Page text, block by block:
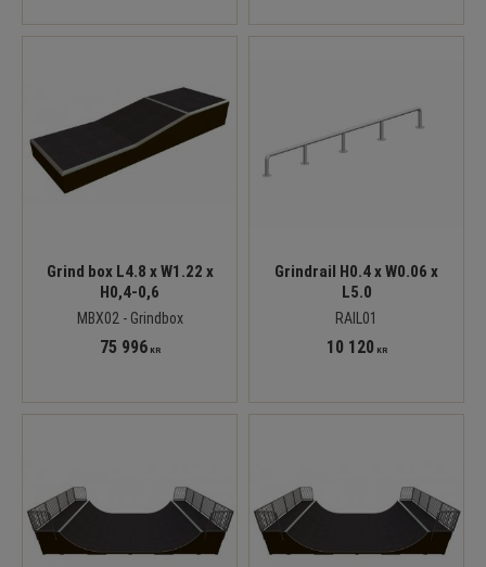
Grind box L4.8 x W1.22 x
H0,4-0,6
MBX02 - Grindbox
75 996KR
Grindrail H0.4 x W0.06 x
L5.0
RAIL01
10 120KR